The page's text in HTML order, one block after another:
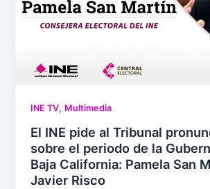
INE TV, Multimedia
El INE pide al Tribunal
sobre el periodo de la
Baja California: Pamela San
Javier Risco